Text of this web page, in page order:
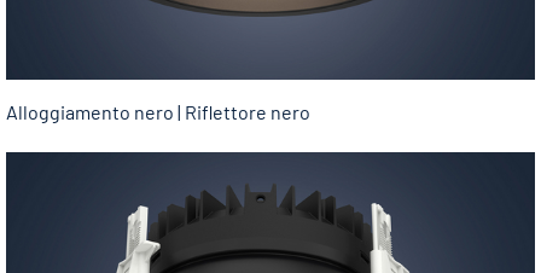
Alloggiamento nero | Riflettore nero